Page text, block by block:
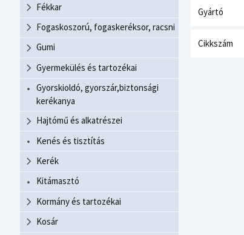
Fékkar
Fogaskoszorú, fogaskeréksor, racsni
Gumi
Gyermekülés és tartozékai
Gyorskioldó, gyorszár,biztonsági
kerékanya
Hajtómű és alkatrészei
Kenés és tisztítás
Kerék
Kitámasztó
Kormány és tartozékai
Kosár
Gyártó
Cikkszám